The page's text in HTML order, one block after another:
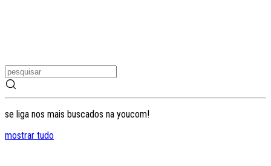
se liga nos mais buscados na youcom!
mostrar tudo